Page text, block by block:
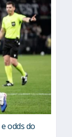
odds do